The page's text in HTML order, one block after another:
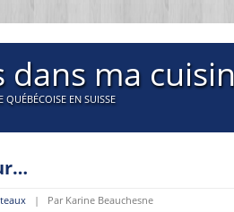
dans ma
QUÉBÉCOISE EN SUISSE
| Par Karine Beauchesne